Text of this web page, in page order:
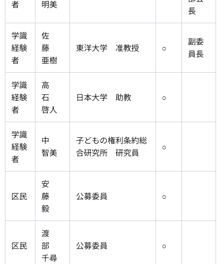
者 明美
長
学識
経験
者
佐
藤
亜樹
東洋大学 准教授 ○
副委
員長
学識
経験
者
高
石
啓人
日本大学 助教 ○
学識
経験
者
中
智美
子どもの権利条約総
合研究所 研究員
○
区民
安
藤
毅
公募委員 ○
区民
渡
部
千尋
公募委員 ○